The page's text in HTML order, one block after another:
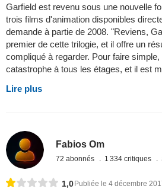
Garfield est revenu sous une nouvelle
trois films d'animation disponibles
demande à partie de 2008. "Reviens,
premier de cette trilogie, et il offre un
compliqué à regarder. Pour faire
catastrophe à tous les étages, et il est
Lire plus
Fabios Om
72 abonnés 1 334 critiques
1,0 Publiée le 4 décembre